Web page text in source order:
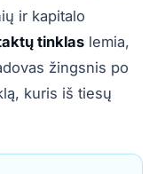
ir kapitalo
tinklas lemia,
žingsnis po
kuris iš tiesų